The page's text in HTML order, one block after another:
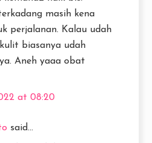
masih kena
perjalanan. Kalau udah
biasanya udah
Aneh yaaa obat
at 08:20
said...